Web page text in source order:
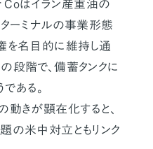
はイラン産重油の
ターミナルの事業形態
を名目的に維持し通
段階で、備蓄タンクに
ある。
動きが顕在化すると、
の米中対立ともリンク